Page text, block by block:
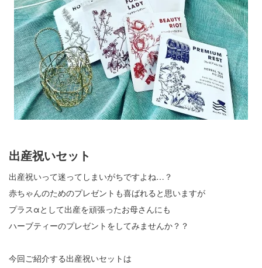
出産祝いセット
出産祝いって迷ってしまいがちですよね…？
赤ちゃんのためのプレゼントも喜ばれると思いますが
プラスαとして出産を頑張ったお母さんにも
ハーブティーのプレゼントをしてみませんか？？
今回ご紹介する出産祝いセットは